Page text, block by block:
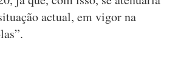
actual, em vigor na